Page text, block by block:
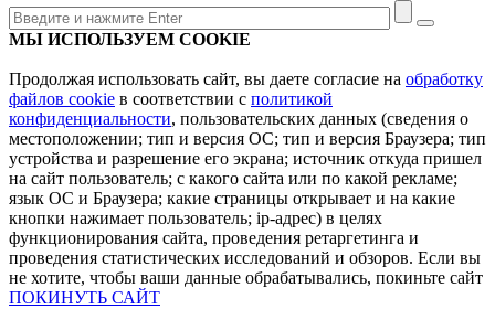
МЫ ИСПОЛЬЗУЕМ COOKIE
Продолжая использовать сайт, вы даете согласие на обработку
файлов cookie в соответствии с политикой
конфиденциальности, пользовательских данных (сведения о
местоположении; тип и версия ОС; тип и версия Браузера; тип
устройства и разрешение его экрана; источник откуда пришел
на сайт пользователь; с какого сайта или по какой рекламе;
язык ОС и Браузера; какие страницы открывает и на какие
кнопки нажимает пользователь; ip-адрес) в целях
функционирования сайта, проведения ретаргетинга и
проведения статистических исследований и обзоров. Если вы
не хотите, чтобы ваши данные обрабатывались, покиньте сайт
ПОКИНУТЬ САЙТ